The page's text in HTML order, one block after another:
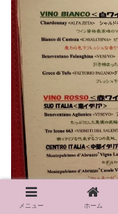
メニュー ホーム